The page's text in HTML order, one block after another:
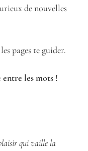
de nouvelles
pages te guider.
les mots !
qui vaille la